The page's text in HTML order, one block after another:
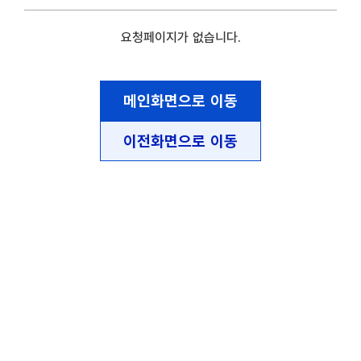
요청페이지가 없습니다.
메인화면으로 이동
이전화면으로 이동